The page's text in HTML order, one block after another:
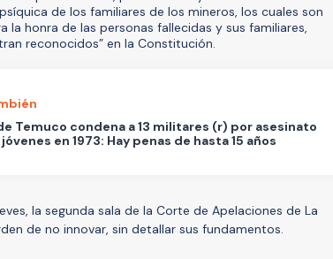
de los familiares de los mineros, los cuales son
la honra de las personas fallecidas y sus familiares,
reconocidos” en la Constitución.
Temuco condena a 13 militares (r) por asesinato
en 1973: Hay penas de hasta 15 años
la segunda sala de la Corte de Apelaciones de La
de no innovar, sin detallar sus fundamentos.